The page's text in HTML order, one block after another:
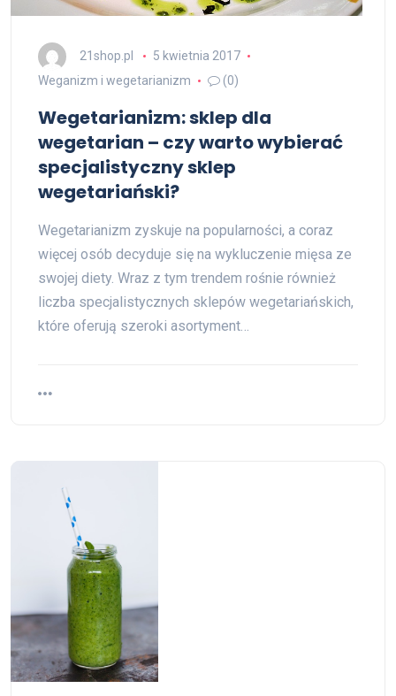
21shop.pl
5 kwietnia 2017
Weganizm i wegetarianizm
(0)
Wegetarianizm: sklep dla
wegetarian – czy warto wybierać
specjalistyczny sklep
wegetariański?
Wegetarianizm zyskuje na popularności, a coraz
więcej osób decyduje się na wykluczenie mięsa ze
swojej diety. Wraz z tym trendem rośnie również
liczba specjalistycznych sklepów wegetariańskich,
które oferują szeroki asortyment…